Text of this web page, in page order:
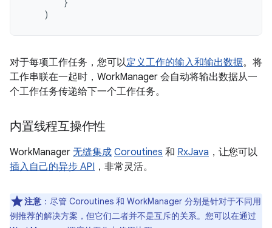
)
对于每项工作任务，您可以定义工作的输入和输出数据。将
工作串联在一起时，WorkManager 会自动将输出数据从一
个工作任务传递给下一个工作任务。
内置线程互操作性
WorkManager 无缝集成 Coroutines 和 RxJava ，让您可以
插入自己的异步 API ，非常灵活。
注意 ： 尽管 Coroutines 和 WorkManager 分别是针对于不同用
例推荐的解决方案，但它们二者并不是互斥的关系。您可以在通过